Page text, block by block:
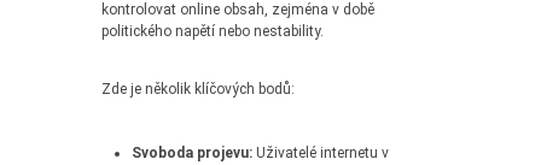
kontrolovat online obsah, zejména v době
politického napětí nebo nestability.
Zde je několik klíčových bodů:
Svoboda projevu: Uživatelé internetu v